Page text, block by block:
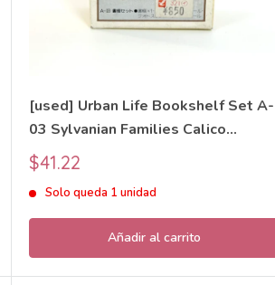
[used] Urban Life Bookshelf Set A-
03 Sylvanian Families Calico
Critters
Precio
de
venta
$41.22
Solo queda 1 unidad
Añadir al carrito